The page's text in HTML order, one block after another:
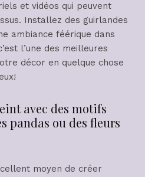
et vidéos qui peuvent
Installez des guirlandes
ambiance féérique dans
l’une des meilleures
décor en quelque chose
avec des motifs
pandas ou des fleurs
moyen de créer